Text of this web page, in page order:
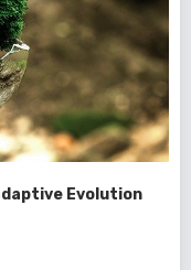
Evolution